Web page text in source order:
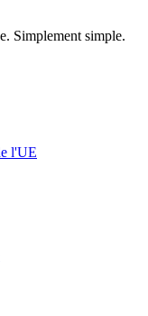
Simplement simple.
l'UE